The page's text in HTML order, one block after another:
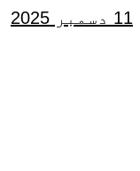
11 دسمبر 2025